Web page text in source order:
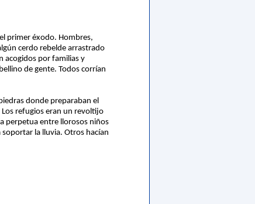
primer éxodo. Hombres,
cerdo rebelde arrastrado
acogidos por familias y
de gente. Todos corrían
donde preparaban el
refugios eran un revoltijo
perpetua entre llorosos niños
la lluvia. Otros hacían